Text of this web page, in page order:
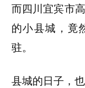
而四川宜宾市
的小县城，竟
驻。
县城的日子，